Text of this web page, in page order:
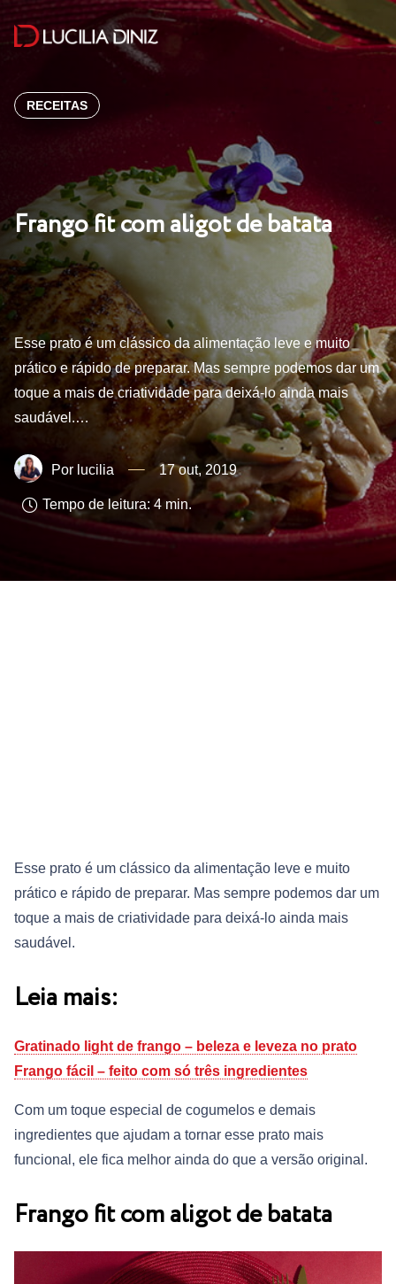
RECEITAS
Frango fit com aligot de batata
Esse prato é um clássico da alimentação leve e muito
prático e rápido de preparar. Mas sempre podemos dar um
toque a mais de criatividade para deixá-lo ainda mais
saudável.…
lucilia 17 out, 2019
Tempo de leitura: 4 min.
Esse prato é um clássico da alimentação leve e muito
prático e rápido de preparar. Mas sempre podemos dar um
toque a mais de criatividade para deixá-lo ainda mais
saudável.
Leia mais:
Gratinado light de frango – beleza e leveza no prato
Frango fácil – feito com só três ingredientes
Com um toque especial de cogumelos e demais
ingredientes que ajudam a tornar esse prato mais
funcional, ele fica melhor ainda do que a versão original.
Frango fit com aligot de batata